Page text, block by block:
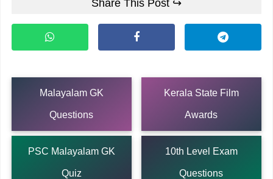
Share This Post ↪
Malayalam GK
Questions
Kerala State Film
Awards
PSC Malayalam GK
Quiz
10th Level Exam
Questions